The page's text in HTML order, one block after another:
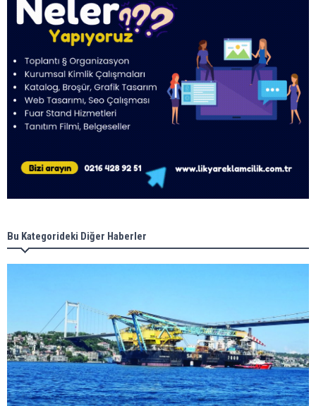
Bu Kategorideki Diğer Haberler